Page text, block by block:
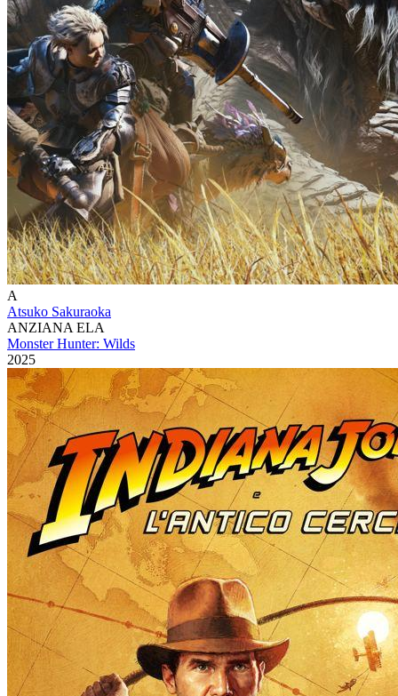
A
Atsuko Sakuraoka
ANZIANA ELA
Monster Hunter: Wilds
2025